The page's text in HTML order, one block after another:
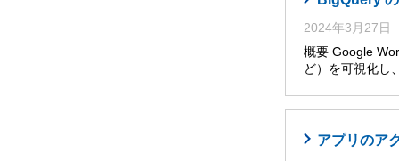
2024年3月27日
概要 Google
ど）を可視化し
アプリのア